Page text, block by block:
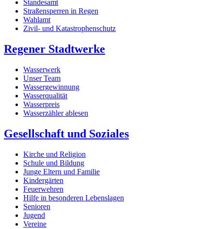
Standesamt
Straßensperren in Regen
Wahlamt
Zivil- und Katastrophenschutz
Regener Stadtwerke
Wasserwerk
Unser Team
Wassergewinnung
Wasserqualität
Wasserpreis
Wasserzähler ablesen
Gesellschaft und Soziales
Kirche und Religion
Schule und Bildung
Junge Eltern und Familie
Kindergärten
Feuerwehren
Hilfe in besonderen Lebenslagen
Senioren
Jugend
Vereine